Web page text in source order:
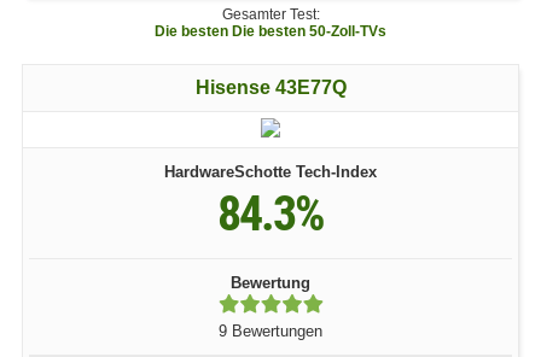
Gesamter Test:
Die besten Die besten 50-Zoll-TVs
Hisense 43E77Q
HardwareSchotte Tech-Index
84.3%
Bewertung
9 Bewertungen